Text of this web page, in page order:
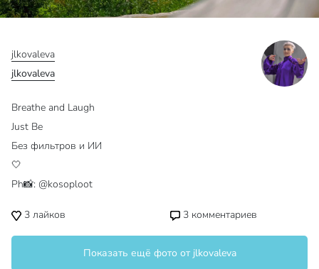
jlkovaleva
jlkovaleva
Breathe and Laugh
Just Be
Без фильтров и ИИ
🤍
Ph📸: @kosoploot
3 лайков 3 комментариев
Показать ещё фото от jlkovaleva